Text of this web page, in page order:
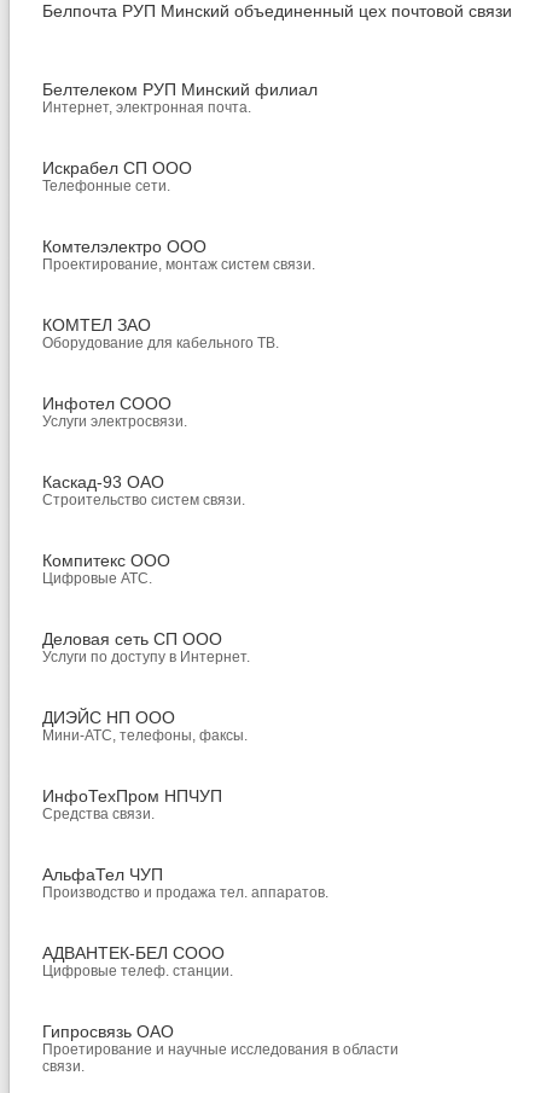
Белпочта РУП Минский объединенный цех почтовой связи
Белтелеком РУП Минский филиал
Интернет, электронная почта.
Искрабел СП ООО
Телефонные сети.
Комтелэлектро ООО
Проектирование, монтаж систем связи.
КОМТЕЛ ЗАО
Оборудование для кабельного ТВ.
Инфотел СООО
Услуги электросвязи.
Каскад-93 ОАО
Строительство систем связи.
Компитекс ООО
Цифровые АТС.
Деловая сеть СП ООО
Услуги по доступу в Интернет.
ДИЭЙС НП ООО
Мини-АТС, телефоны, факсы.
ИнфоТехПром НПЧУП
Средства связи.
АльфаТел ЧУП
Производство и продажа тел. аппаратов.
АДВАНТЕК-БЕЛ СООО
Цифровые телеф. станции.
Гипросвязь ОАО
Проетирование и научные исследования в области
связи.